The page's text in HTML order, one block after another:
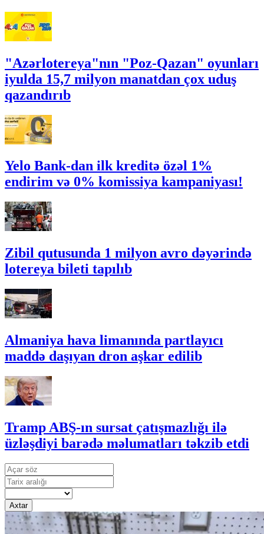
"Azərlotereya"nın "Poz-Qazan" oyunları
iyulda 15,7 milyon manatdan çox uduş
qazandırıb
Yelo Bank-dan ilk kreditə özəl 1%
endirim və 0% komissiya kampaniyası!
Zibil qutusunda 1 milyon avro dəyərində
lotereya bileti tapılıb
Almaniya hava limanında partlayıcı
maddə daşıyan dron aşkar edilib
Tramp ABŞ-ın sursat çatışmazlığı ilə
üzləşdiyi barədə məlumatları təkzib etdi
Axtar